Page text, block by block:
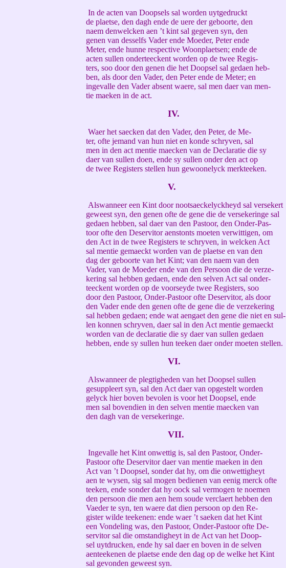
In de acten van Doopsels sal worden uytgedruckt
de plaetse, den dagh ende de uere der geboorte, den
naem denwelcken aen ’t kint sal gegeven syn, den
genen van desselfs Vader ende Moeder, Peter ende
Meter, ende hunne respective Woonplaetsen; ende de
acten sullen onderteeckent worden op de twee Regis-
ters, soo door den genen die het Doopsel sal gedaen heb-
ben, als door den Vader, den Peter ende de Meter; en
ingevalle den Vader absent waere, sal men daer van men-
tie maeken in de act.
IV.
Waer het saecken dat den Vader, den Peter, de Me-
ter, ofte jemand van hun niet en konde schryven, sal
men in den act mentie maecken van de Declaratie die sy
daer van sullen doen, ende sy sullen onder den act op
de twee Registers stellen hun gewoonelyck merkteeken.
V.
Alswanneer een Kint door nootsaeckelyckheyd sal versekert
geweest syn, den genen ofte de gene die de versekeringe sal
gedaen hebben, sal daer van den Pastoor, den Onder-Pas-
toor ofte den Deservitor aenstonts moeten verwittigen, om
den Act in de twee Registers te schryven, in welcken Act
sal mentie gemaeckt worden van de plaetse en van den
dag der geboorte van het Kint; van den naem van den
Vader, van de Moeder ende van den Persoon die de verze-
kering sal hebben gedaen, ende den selven Act sal onder-
teeckent worden op de voorseyde twee Registers, soo
door den Pastoor, Onder-Pastoor ofte Deservitor, als door
den Vader ende den genen ofte de gene die de verzekering
sal hebben gedaen; ende wat aengaet den gene die niet en sul-
len konnen schryven, daer sal in den Act mentie gemaeckt
worden van de declaratie die sy daer van sullen gedaen
hebben, ende sy sullen hun teeken daer onder moeten stellen.
VI.
Alswanneer de plegtigheden van het Doopsel sullen
gesuppleert syn, sal den Act daer van opgestelt worden
gelyck hier boven bevolen is voor het Doopsel, ende
men sal bovendien in den selven mentie maecken van
den dagh van de versekeringe.
VII.
Ingevalle het Kint onwettig is, sal den Pastoor, Onder-
Pastoor ofte Deservitor daer van mentie maeken in den
Act van ’t Doopsel, sonder dat hy, om die onwettigheyt
aen te wysen, sig sal mogen bedienen van eenig merck ofte
teeken, ende sonder dat hy oock sal vermogen te noemen
den persoon die men aen hem soude verclaert hebben den
Vaeder te syn, ten waere dat dien persoon op den Re-
gister wilde teekenen: ende waer ’t saeken dat het Kint
een Vondeling was, den Pastoor, Onder-Pastoor ofte De-
servitor sal die omstandigheyt in de Act van het Doop-
sel uytdrucken, ende hy sal daer en boven in de selven
aenteekenen de plaetse ende den dag op de welke het Kint
sal gevonden geweest syn.